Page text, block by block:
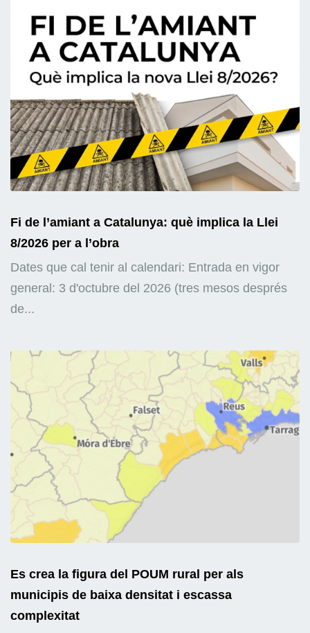
Fi de l’amiant a Catalunya: què implica la Llei
8/2026 per a l’obra
Dates que cal tenir al calendari: Entrada en vigor
general: 3 d'octubre del 2026 (tres mesos després
de...
Es crea la figura del POUM rural per als
municipis de baixa densitat i escassa
complexitat